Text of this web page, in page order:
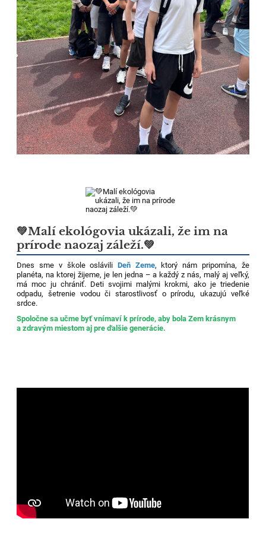
💚Malí ekológovia ukázali, že im na
prírode naozaj záleží.💚
Dnes sme v škole oslávili Deň Zeme, ktorý nám pripomína, že
planéta, na ktorej žijeme, je len jedna – a každý z nás, malý aj veľký,
má moc ju chrániť. Deti svojimi malými krokmi, ako je triedenie
odpadu, šetrenie vodou či starostlivosť o prírodu, ukazujú veľké
srdce.
Spoločne sa učme byť vnímaví k prírode, aby bola Zem krásnym
a zdravým miestom aj pre ďalšie generácie.